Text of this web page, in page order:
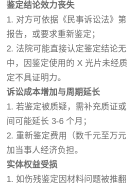
鉴定结论效力丧失
1. 对方可依据《民事诉讼法》
报告，或要求重新鉴定；
2. 法院可能直接认定鉴定结论
中，因鉴定使用的 X 光片未经
定不具证明力。
诉讼成本增加与周期延长
1. 若鉴定被质疑，需补充质证
间可能延长 3-6 个月；
2. 重新鉴定费用（数千元至万
加当事人经济负担。
实体权益受损
1. 如伤残鉴定因材料问题被推